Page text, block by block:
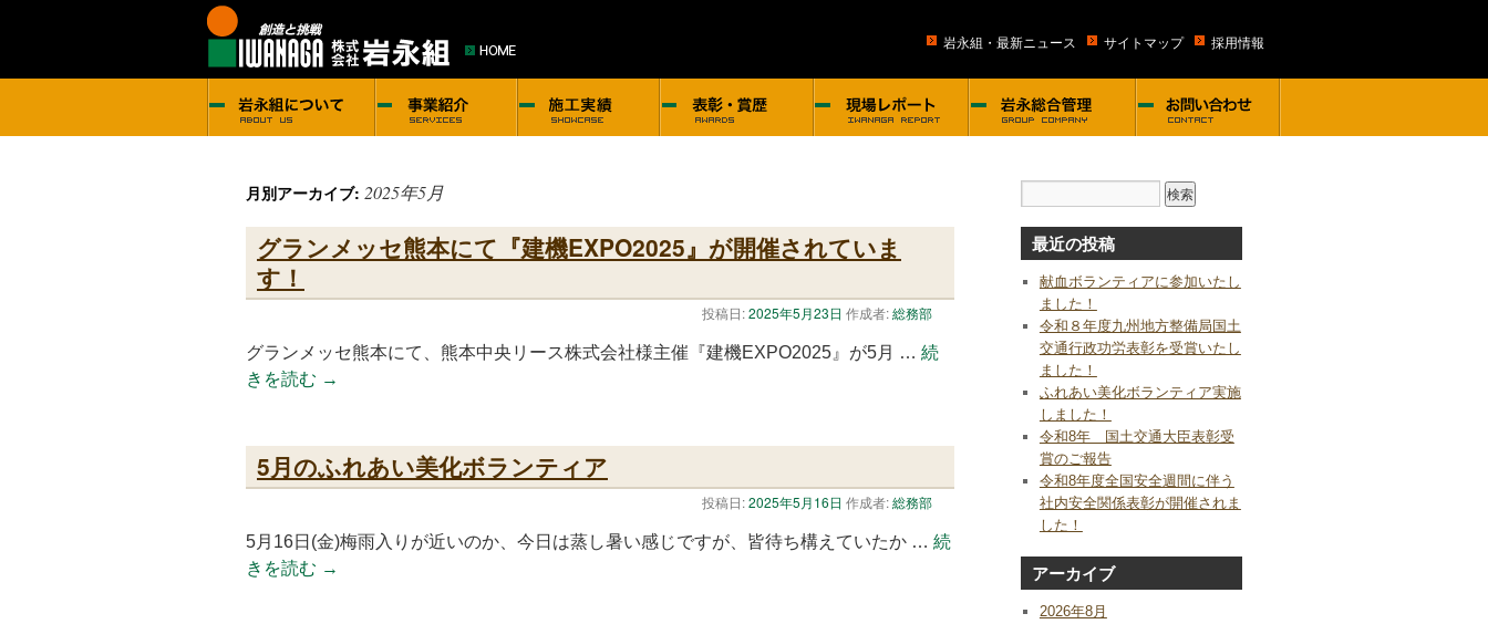
岩永組・最新ニュース サイトマップ 採用情報
月別アーカイブ: 2025年5月
グランメッセ熊本にて『建機EXPO2025』が開催されていま
す！
投稿日:2025年5月23日 作成者:総務部
グランメッセ熊本にて、熊本中央リース株式会社様主催『建機EXPO2025』が5月 … 続
きを読む →
5月のふれあい美化ボランティア
投稿日:2025年5月16日 作成者:総務部
5月16日(金)梅雨入りが近いのか、今日は蒸し暑い感じですが、皆待ち構えていたか … 続
きを読む →
最近の投稿
献血ボランティアに参加いたし
ました！
令和８年度九州地方整備局国土
交通行政功労表彰を受賞いたし
ました！
ふれあい美化ボランティア実施
しました！
令和8年 国土交通大臣表彰受
賞のご報告
令和8年度全国安全週間に伴う
社内安全関係表彰が開催されま
した！
アーカイブ
2026年8月